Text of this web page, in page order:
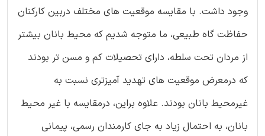
وجود داشت. با مقایسه موقعیت های مختلف دربین کارکنان
حفاظت گاه طبیعی، ما متوجه شدیم که محیط بانان بیشتر
از مردان تحت سلطه، دارای تحصیلات کم و مسن تر بودند
که درمعرض موقعیت های تهدید آمیزتری نسبت به
غیرمحیط بانان بودند. علاوه براین، درمقایسه با غیر محیط
بانان، به احتمال زیاد به جای کارمندان رسمی، پیمانی